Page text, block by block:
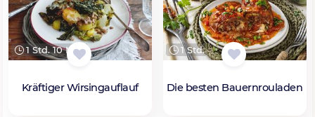
1 Std. 10 Min.
Kräftiger Wirsingauflauf
1 Std.
Die besten Bauernrouladen